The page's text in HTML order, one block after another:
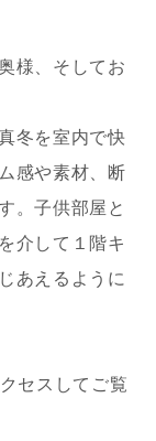
る
様、そしてお
冬を室内で快
感や素材、断
。子供部屋と
介して１階キ
あえるように
セスしてご覧